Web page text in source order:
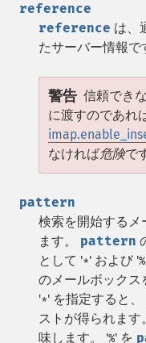
reference
reference は、
たサーバー情報で
警告 信頼でき
に渡すのであれ
なければ危険で
pattern
検索を開始するメ
ます。
pattern
として '*' および '%
のメールボックス
'*' を指定すると
ストが得られます
味します。 '%' を